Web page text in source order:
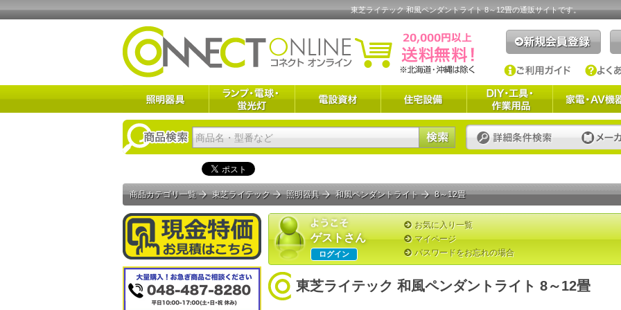
東芝ライテック 和風ペンダントライト 8～12畳の通販サイトです。
ゲストさん
お気に入り一覧
マイページ
ログイン パスワードをお忘れの場合
商品カテゴリ一覧 東芝ライテック 照明器具 和風ペンダントライト 8～12畳
東芝ライテック 和風ペンダントライト 8～12畳